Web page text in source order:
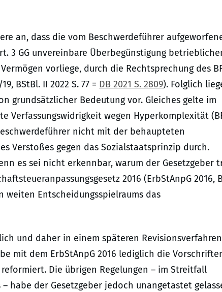
an, dass die vom Beschwerdeführer
3 GG unvereinbare Überbegünstigung
vorliege, durch die Rechtsprechung des
BStBl. II 2022 S. 77 = DB 2021 S. 2809). Folglich
grundsätzlicher Bedeutung vor. Gleiches gelte im
Verfassungswidrigkeit wegen Hyperkomplexität
nicht mit der behaupteten
Verstoßes gegen das Sozialstaatsprinzip durch.
es sei nicht erkennbar, warum der Gesetzgeber
2016 (ErbStAnpG 2016,
weiten Entscheidungsspielraums das
und daher in einem späteren Revisionsverfahren
mit dem ErbStAnpG 2016 lediglich die
Die übrigen Regelungen – im Streitfall
habe der Gesetzgeber jedoch unangetastet